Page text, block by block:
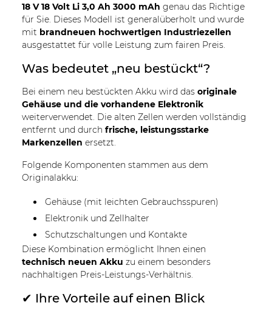
18 V 18 Volt Li 3,0 Ah 3000 mAh genau das Richtige
für Sie. Dieses Modell ist generalüberholt und wurde
mit brandneuen hochwertigen Industriezellen
ausgestattet für volle Leistung zum fairen Preis.
Was bedeutet „neu bestückt“?
Bei einem neu bestückten Akku wird das originale
Gehäuse und die vorhandene Elektronik
weiterverwendet. Die alten Zellen werden vollständig
entfernt und durch frische, leistungsstarke
Markenzellen ersetzt.
Folgende Komponenten stammen aus dem
Originalakku:
Gehäuse (mit leichten Gebrauchsspuren)
Elektronik und Zellhalter
Schutzschaltungen und Kontakte
Diese Kombination ermöglicht Ihnen einen
technisch neuen Akku zu einem besonders
nachhaltigen Preis-Leistungs-Verhältnis.
✔ Ihre Vorteile auf einen Blick